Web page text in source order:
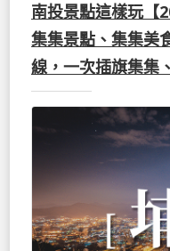
南投景點這樣玩【
集集景點、集集美
線，一次插旗集集